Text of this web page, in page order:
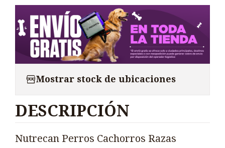
Mostrar stock de ubicaciones
DESCRIPCIÓN
Nutrecan Perros Cachorros Razas